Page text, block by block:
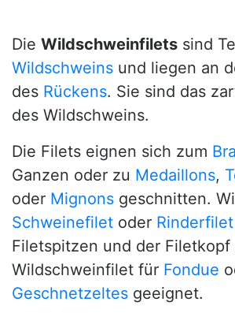
Die Wildschweinfilets sind
Wildschweins und liegen an
des Rückens. Sie sind das
des Wildschweins.
Die Filets eignen sich zum
Ganzen oder zu Medaillons,
oder Mignons geschnitten.
Schweinefilet oder Rinderfilet
Filetspitzen und der Filetkopf
Wildschweinfilet für Fondue
Geschnetzeltes geeignet.